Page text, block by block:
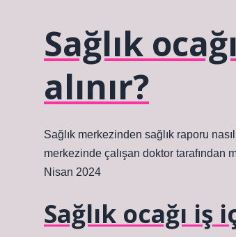
Sağlık
alınır?
Sağlık merkezinden sağlık raporu
merkezinde çalışan doktor
Nisan 2024
Sağlık ocağı